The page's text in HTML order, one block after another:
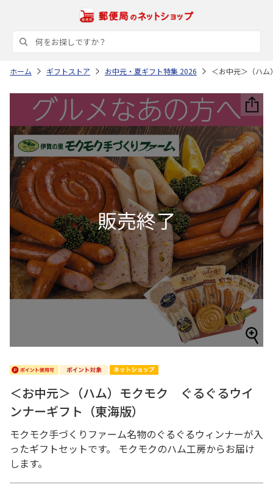
ホーム ギフトストア お中元・夏ギフト特集 2026 ＜お中元＞（ハ
＜お中元＞（ハム）モクモク ぐるぐるウイ
ンナーギフト（東海版）
モクモク手づくりファーム名物のぐるぐるウィンナーが入
ったギフトセットです。 モクモクのハム工房からお届け
します。